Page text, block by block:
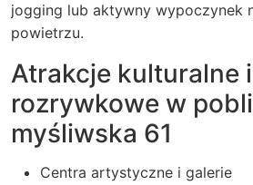
jogging lub aktywny wypoczynek
powietrzu.
Atrakcje kulturalne i
rozrywkowe w
myśliwska 61
Centra artystyczne i galerie